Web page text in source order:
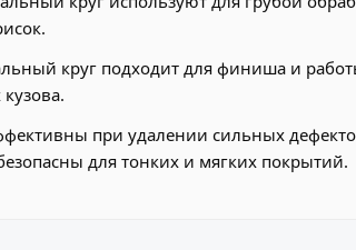
круг подходит для финиша и
при удалении сильных
для тонких и мягких покрытий.